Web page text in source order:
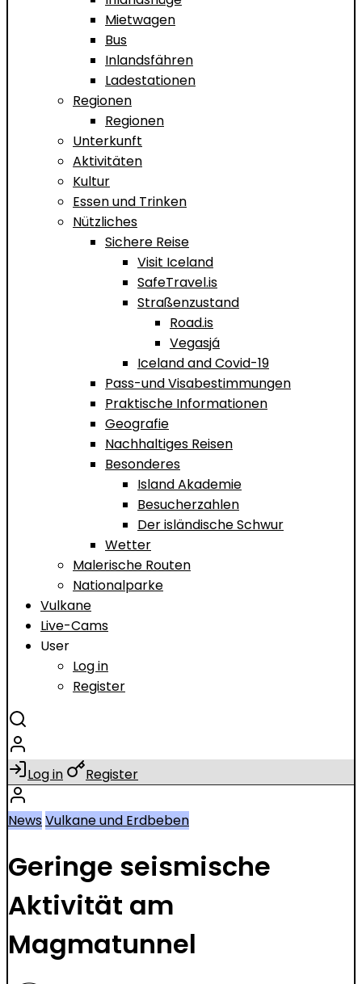
Mietwagen
Bus
Inlandsfähren
Ladestationen
Regionen
Regionen
Unterkunft
Aktivitäten
Kultur
Essen und Trinken
Nützliches
Sichere Reise
Visit Iceland
SafeTravel.is
Straßenzustand
Road.is
Vegasjá
Iceland and Covid-19
Pass-und Visabestimmungen
Praktische Informationen
Geografie
Nachhaltiges Reisen
Besonderes
Island Akademie
Besucherzahlen
Der isländische Schwur
Wetter
Malerische Routen
Nationalparke
Vulkane
Live-Cams
User
Log in
Register
Log in Register
NewsVulkane und Erdbeben
Geringe seismische
Aktivität am
Magmatunnel